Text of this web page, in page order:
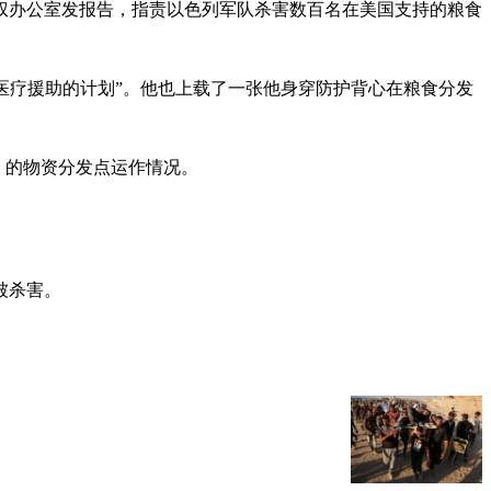
公室发报告，指责以色列军队杀害数百名在美国支持的粮食
援助的计划”。他也上载了一张他身穿防护背心在粮食分发
物资分发点运作情况。
害。